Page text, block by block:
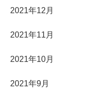
2021年12月
2021年11月
2021年10月
2021年9月